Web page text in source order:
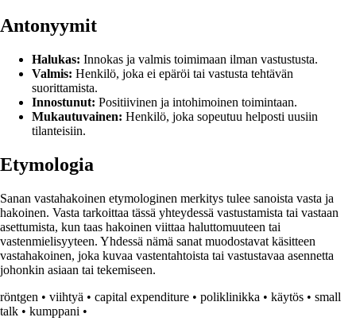
Antonyymit
Halukas: Innokas ja valmis toimimaan ilman vastustusta.
Valmis: Henkilö, joka ei epäröi tai vastusta tehtävän
suorittamista.
Innostunut: Positiivinen ja intohimoinen toimintaan.
Mukautuvainen: Henkilö, joka sopeutuu helposti uusiin
tilanteisiin.
Etymologia
Sanan vastahakoinen etymologinen merkitys tulee sanoista vasta ja
hakoinen. Vasta tarkoittaa tässä yhteydessä vastustamista tai vastaan
asettumista, kun taas hakoinen viittaa haluttomuuteen tai
vastenmielisyyteen. Yhdessä nämä sanat muodostavat käsitteen
vastahakoinen, joka kuvaa vastentahtoista tai vastustavaa asennetta
johonkin asiaan tai tekemiseen.
röntgen • viihtyä • capital expenditure • poliklinikka • käytös • small
talk • kumppani •